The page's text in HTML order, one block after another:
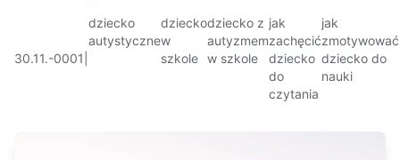
30.11.-0001
dziecko
autystyczne
dziecko
w
szkole
dziecko z
autyzmem
w szkole
jak
zachęcić
dziecko
do
czytania
jak
zmotywować
dziecko do
nauki